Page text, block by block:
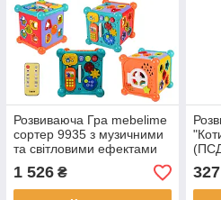
Розвиваюча Гра mebelime
сортер 9935 з музичними
та світловими ефектами
1 526₴ 327